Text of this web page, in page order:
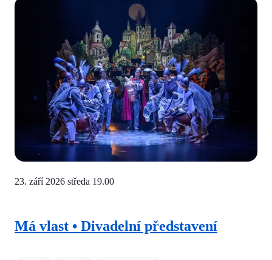
Má vlast • Divadelní představení
23. září 2026 středa 19.00